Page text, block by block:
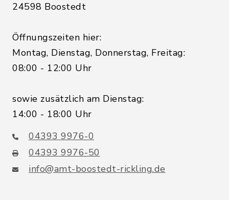
24598 Boostedt
Öffnungszeiten hier:
Montag, Dienstag, Donnerstag, Freitag:
08:00 - 12:00 Uhr
sowie zusätzlich am Dienstag:
14:00 - 18:00 Uhr
04393 9976-0
04393 9976-50
info@amt-boostedt-rickling.de